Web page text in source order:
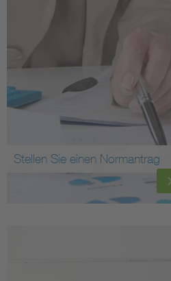
Stellen Sie einen Normantrag